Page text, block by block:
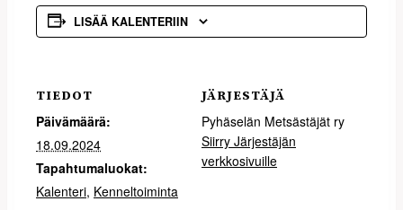
LISÄÄ KALENTERIIN
TIEDOT
Päivämäärä:
18.09.2024
Tapahtumaluokat:
Kalenteri, Kenneltoiminta
JÄRJESTÄJÄ
Pyhäselän Metsästäjät ry
Siirry Järjestäjän
verkkosivuille